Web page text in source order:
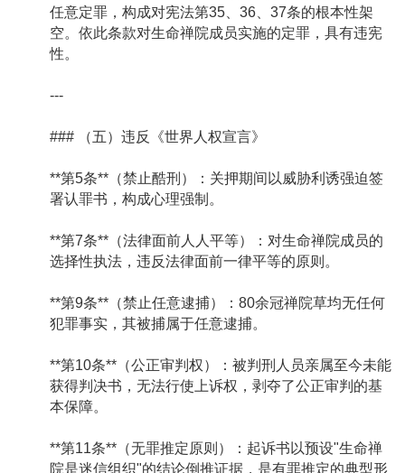
任意定罪，构成对宪法第35、36、37条的根本性架
空。依此条款对生命禅院成员实施的定罪，具有违宪
性。
---
### （五）违反《世界人权宣言》
**第5条**（禁止酷刑）：关押期间以威胁利诱强迫签
署认罪书，构成心理强制。
**第7条**（法律面前人人平等）：对生命禅院成员的
选择性执法，违反法律面前一律平等的原则。
**第9条**（禁止任意逮捕）：80余冠禅院草均无任何
犯罪事实，其被捕属于任意逮捕。
**第10条**（公正审判权）：被判刑人员亲属至今未能
获得判决书，无法行使上诉权，剥夺了公正审判的基
本保障。
**第11条**（无罪推定原则）：起诉书以预设"生命禅
院是迷信组织"的结论倒推证据，是有罪推定的典型形